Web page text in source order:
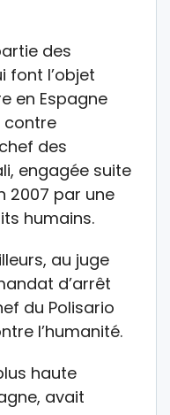
des
font l’objet
en Espagne
contre
des
engagée suite
2007 par une
humains.
au juge
d’arrêt
du Polisario
l’humanité.
haute
avait